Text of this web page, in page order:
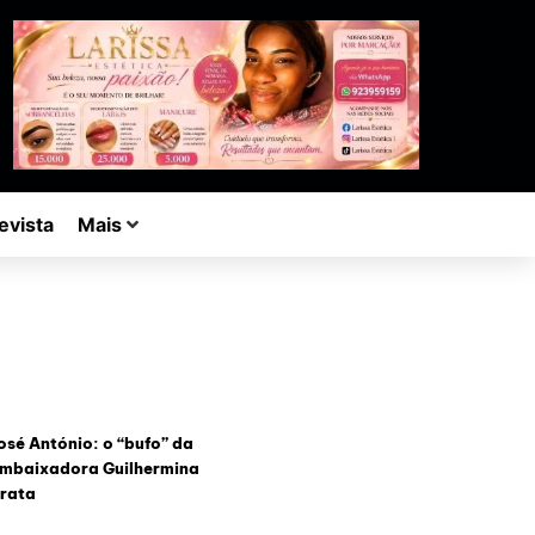
Mais
António: o “bufo” da
Guilhermina